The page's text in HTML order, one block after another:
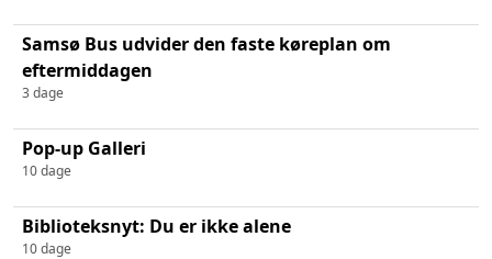
Samsø Bus udvider den faste køreplan om
eftermiddagen
3 dage
Pop-up Galleri
10 dage
Biblioteksnyt: Du er ikke alene
10 dage